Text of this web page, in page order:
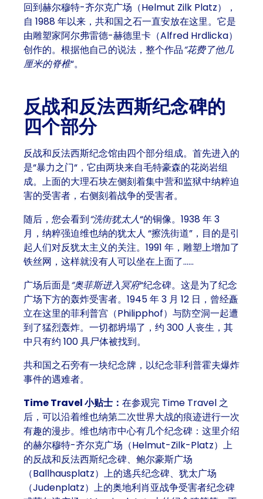
回到赫尔穆特-齐尔克广场（Helmut Zilk Platz），
自 1988 年以来，共和国之石一直安放在这里。它是
由雕塑家阿尔弗雷德-赫德里卡（Alfred Hrdlicka）
创作的。根据他自己的说法，整个作品“花费了他几
厘米的脊椎“。
反战和反法西斯纪念碑的
四个部分
反战和反法西斯纪念馆由四个部分组成。首先进入的
是“暴力之门“，它由两块来自毛特豪森的花岗岩组
成。上面的大理石块左侧刻着集中营和监狱中纳粹迫
害的受害者，右侧刻着战争的受害者。
随后，您会看到“洗街犹太人“的铜像。1938 年 3
月，纳粹强迫维也纳的犹太人 “擦洗街道”，目的是引
起人们对反犹太主义的关注。1991 年，雕塑上增加了
铁丝网，这样就没有人可以坐在上面了……
广场后面是“奥菲斯进入冥府“纪念碑。这是为了纪念
广场下方的轰炸受害者。1945 年 3 月 12 日，曾经矗
立在这里的菲利普宫（Philipphof）与防空洞一起遭
到了猛烈轰炸。一切都坍塌了，约 300 人丧生，其
中只有约 100 具尸体被找到。
共和国之石旁有一块纪念牌，以纪念菲利普霍夫爆炸
事件的遇难者。
Time Travel 小贴士： 在参观完 Time Travel 之
后，可以沿着维也纳第二次世界大战的痕迹进行一次
有趣的漫步。维也纳市中心有几个纪念碑：这里介绍
的赫尔穆特-齐尔克广场（Helmut-Zilk-Platz）上
的反战和反法西斯纪念碑、鲍尔豪斯广场
（Ballhausplatz）上的逃兵纪念碑、犹太广场
（Judenplatz）上的奥地利肖亚战争受害者纪念碑